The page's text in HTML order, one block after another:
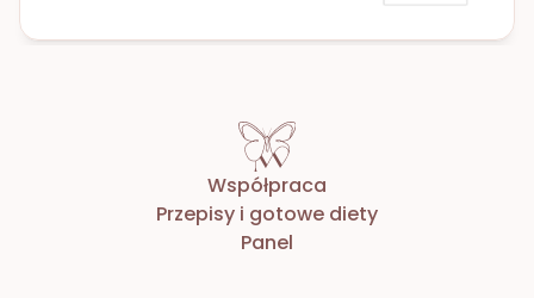
Współpraca
Przepisy i gotowe diety
Panel